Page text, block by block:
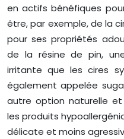
en actifs bénéfiques
être, par exemple, de la
pour ses propriétés
de la résine de pin,
irritante que les cires
également appelée
autre option naturelle
les produits
délicate et moins